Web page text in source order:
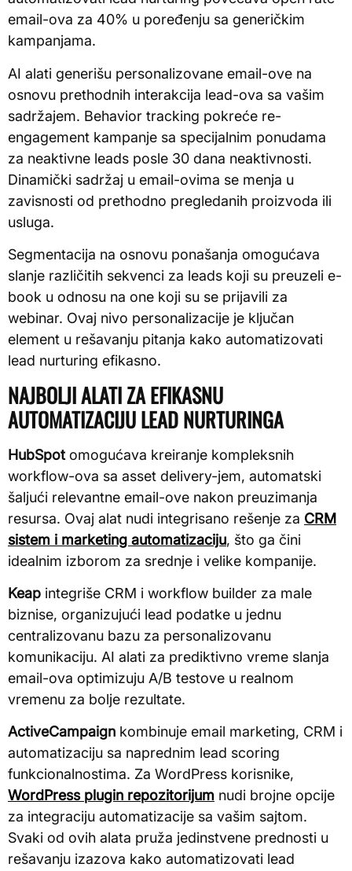
email-ova za 40% u poređenju sa generičkim
kampanjama.
AI alati generišu personalizovane email-ove na
osnovu prethodnih interakcija lead-ova sa vašim
sadržajem. Behavior tracking pokreće re-
engagement kampanje sa specijalnim ponudama
za neaktivne leads posle 30 dana neaktivnosti.
Dinamički sadržaj u email-ovima se menja u
zavisnosti od prethodno pregledanih proizvoda ili
usluga.
Segmentacija na osnovu ponašanja omogućava
slanje različitih sekvenci za leads koji su preuzeli e-
book u odnosu na one koji su se prijavili za
webinar. Ovaj nivo personalizacije je ključan
element u rešavanju pitanja kako automatizovati
lead nurturing efikasno.
NAJBOLJI ALATI ZA EFIKASNU
AUTOMATIZACIJU LEAD NURTURINGA
HubSpot omogućava kreiranje kompleksnih
workflow-ova sa asset delivery-jem, automatski
šaljući relevantne email-ove nakon preuzimanja
resursa. Ovaj alat nudi integrisano rešenje za CRM
sistem i marketing automatizaciju, što ga čini
idealnim izborom za srednje i velike kompanije.
Keap integriše CRM i workflow builder za male
biznise, organizujući lead podatke u jednu
centralizovanu bazu za personalizovanu
komunikaciju. AI alati za prediktivno vreme slanja
email-ova optimizuju A/B testove u realnom
vremenu za bolje rezultate.
ActiveCampaign kombinuje email marketing, CRM i
automatizaciju sa naprednim lead scoring
funkcionalnostima. Za WordPress korisnike,
WordPress plugin repozitorijum nudi brojne opcije
za integraciju automatizacije sa vašim sajtom.
Svaki od ovih alata pruža jedinstvene prednosti u
rešavanju izazova kako automatizovati lead